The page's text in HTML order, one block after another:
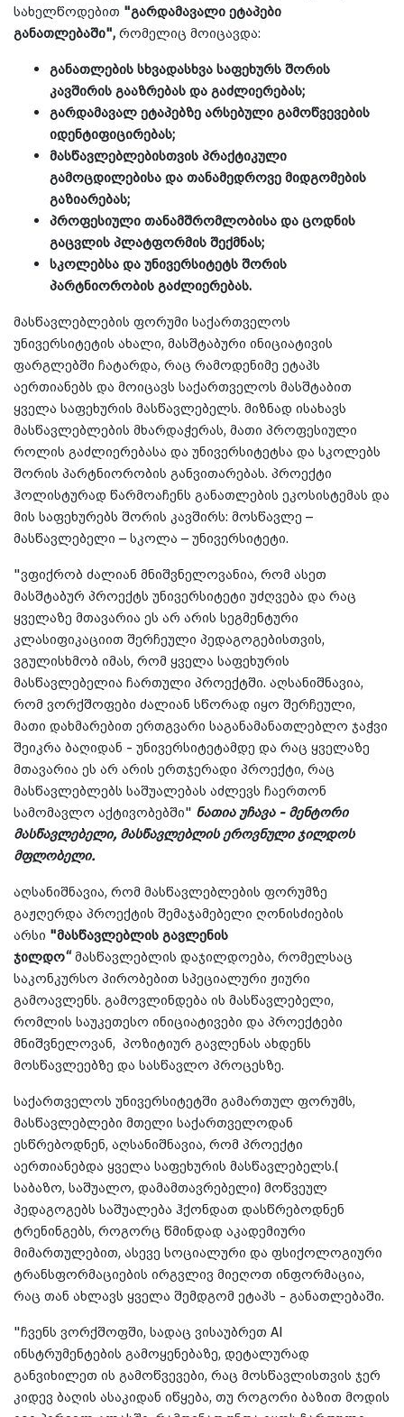
სახელწოდებით "გარდამავალი ეტაპები
განათლებაში", რომელიც მოიცავდა:
განათლების სხვადასხვა საფეხურს შორის
კავშირის გააზრებას და გაძლიერებას;
გარდამავალ ეტაპებზე არსებული გამოწვევების
იდენტიფიცირებას;
მასწავლებლებისთვის პრაქტიკული
გამოცდილებისა და თანამედროვე მიდგომების
გაზიარებას;
პროფესიული თანამშრომლობისა და ცოდნის
გაცვლის პლატფორმის შექმნას;
სკოლებსა და უნივერსიტეტს შორის
პარტნიორობის გაძლიერებას.
მასწავლებლების ფორუმი საქართველოს
უნივერსიტეტის ახალი, მასშტაბური ინიციატივის
ფარგლებში ჩატარდა, რაც რამოდენიმე ეტაპს
აერთიანებს და მოიცავს საქართველოს მასშტაბით
ყველა საფეხურის მასწავლებელს. მიზნად ისახავს
მასწავლებლების მხარდაჭერას, მათი პროფესიული
როლის გაძლიერებასა და უნივერსიტეტსა და სკოლებს
შორის პარტნიორობის განვითარებას. პროექტი
ჰოლისტურად წარმოაჩენს განათლების ეკოსისტემას და
მის საფეხურებს შორის კავშირს: მოსწავლე –
მასწავლებელი – სკოლა – უნივერსიტეტი.
"ვფიქრობ ძალიან მნიშვნელოვანია, რომ ასეთ
მასშტაბურ პროექტს უნივერსიტეტი უძღვება და რაც
ყველაზე მთავარია ეს არ არის სეგმენტური
კლასიფიკაციით შერჩეული პედაგოგებისთვის,
ვგულისხმობ იმას, რომ ყველა საფეხურის
მასწავლებელია ჩართული პროექტში. აღსანიშნავია,
რომ ვორქშოფები ძალიან სწორად იყო შერჩეული,
მათი დახმარებით ერთგვარი საგანამანათლებლო ჯაჭვი
შეიკრა ბაღიდან - უნივერსიტეტამდე და რაც ყველაზე
მთავარია ეს არ არის ერთჯერადი პროექტი, რაც
მასწავლებლებს საშუალებას აძლევს ჩაერთონ
სამომავლო აქტივობებში" ნათია უჩავა - მენტორი
მასწავლებელი, მასწავლებლის ეროვნული ჯილდოს
მფლობელი.
აღსანიშნავია, რომ მასწავლებლების ფორუმზე
გაჟღერდა პროექტის შემაჯამებელი ღონისძიების
არსი "მასწავლებლის გავლენის
ჯილდო“მასწავლებლის დაჯილდოება, რომელსაც
საკონკურსო პირობებით სპეციალური ჟიური
გამოავლენს. გამოვლინდება ის მასწავლებელი,
რომლის საუკეთესო ინიციატივები და პროექტები
მნიშვნელოვან, პოზიტიურ გავლენას ახდენს
მოსწავლეებზე და სასწავლო პროცესზე.
საქართველოს უნივერსიტეტში გამართულ ფორუმს,
მასწავლებლები მთელი საქართველოდან
ესწრებოდნენ, აღსანიშნავია, რომ პროექტი
აერთიანებდა ყველა საფეხურის მასწავლებელს.(
საბაზო, საშუალო, დამამთავრებელი) მოწვეულ
პედაგოგებს საშუალება ჰქონდათ დასწრებოდნენ
ტრენინგებს, როგორც წმინდად აკადემიური
მიმართულებით, ასევე სოციალური და ფსიქოლოგიური
ტრანსფორმაციების ირგვლივ მიეღოთ ინფორმაცია,
რაც თან ახლავს ყველა შემდგომ ეტაპს - განათლებაში.
"ჩვენს ვორქშოფში, სადაც ვისაუბრეთ AI
ინსტრუმენტების გამოყენებაზე, დეტალურად
განვიხილეთ ის გამოწვევები, რაც მოსწავლისთვის ჯერ
კიდევ ბაღის ასაკიდან იწყება, თუ როგორი ბაზით მოდის